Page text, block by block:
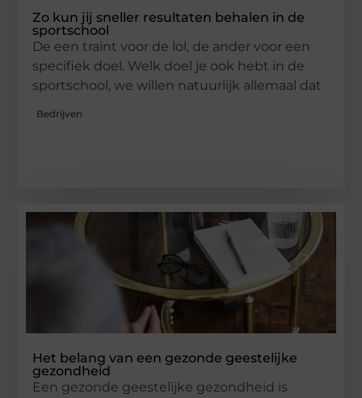
Zo kun jij sneller resultaten behalen in de
sportschool
De een traint voor de lol, de ander voor een
specifiek doel. Welk doel je ook hebt in de
sportschool, we willen natuurlijk allemaal dat
Bedrijven
Het belang van een gezonde geestelijke
gezondheid
Een gezonde geestelijke gezondheid is